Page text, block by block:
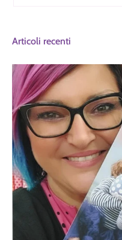
Articoli recenti